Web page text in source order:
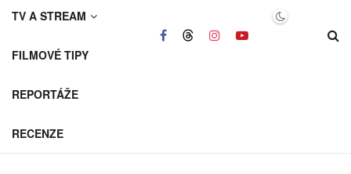
TV A STREAM
FILMOVÉ TIPY
REPORTÁŽE
RECENZE